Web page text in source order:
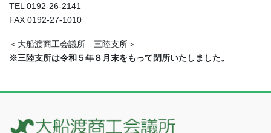
TEL 0192-26-2141
FAX 0192-27-1010
＜大船渡商工会議所 三陸支所＞
※三陸支所は令和５年８月末をもって閉所いたしました。